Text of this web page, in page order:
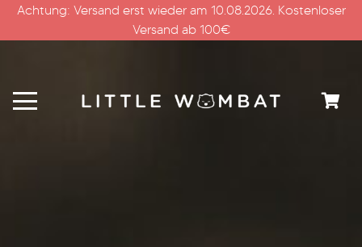
Achtung: Versand erst wieder am 10.08.2026. Kostenloser
Versand ab 100€